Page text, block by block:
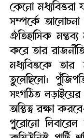
কেনো মধ্যবিত্তরা
সম্পর্কে
ঐতিহাসিক মন্তব্য
করে তার
মধ্যবিত্তকে তার
তুলেছিলো।
সংগঠিত
অস্তিত্ব রক্ষা
পুরোনো লিবারেল